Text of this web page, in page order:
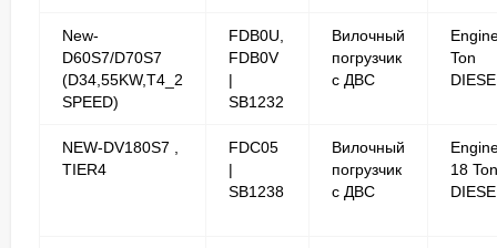
New-
D60S7/D70S7
(D34,55KW,T4_2
SPEED)
FDB0U,
FDB0V
|
SB1232
Вилочный
погрузчик
с ДВС
Ton
NEW-DV180S7 ,
TIER4
FDC05
|
SB1238
Вилочный
погрузчик
с ДВС
18 Ton